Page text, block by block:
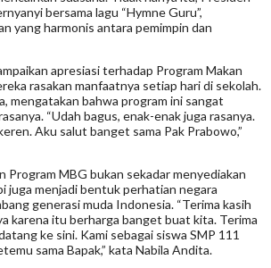
bersama lagu “Hymne Guru”,
yang harmonis antara pemimpin dan
apresiasi terhadap Program Makan
rasakan manfaatnya setiap hari di sekolah.
mengatakan bahwa program ini sangat
“Udah bagus, enak-enak juga rasanya.
Aku salut banget sama Pak Prabowo,”
Program MBG bukan sekadar menyediakan
juga menjadi bentuk perhatian negara
generasi muda Indonesia. “Terima kasih
karena itu berharga banget buat kita. Terima
ke sini. Kami sebagai siswa SMP 111
sama Bapak,” kata Nabila Andita.